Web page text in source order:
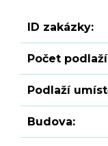
ID zakázky:
Počet
Podlaží
Budova: